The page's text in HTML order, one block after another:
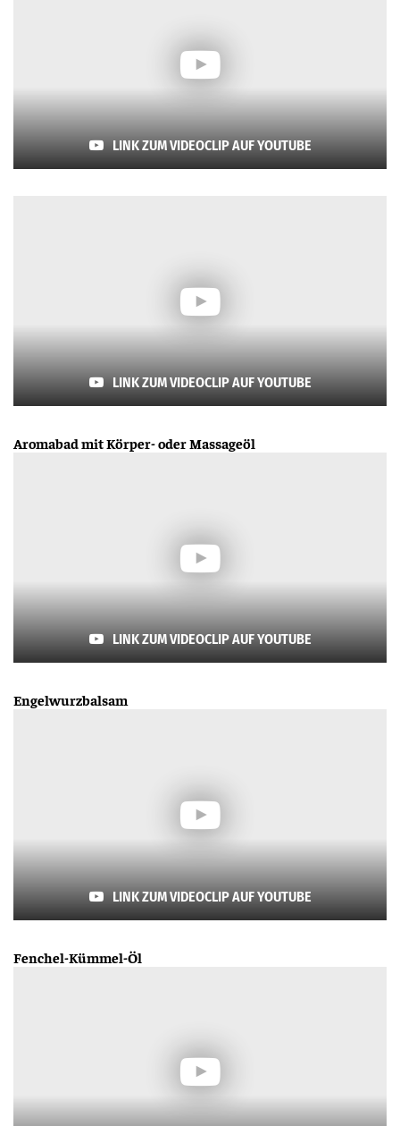
LINK ZUM VIDEOCLIP AUF YOUTUBE
LINK ZUM VIDEOCLIP AUF YOUTUBE
Aromabad mit Körper- oder Massageöl
LINK ZUM VIDEOCLIP AUF YOUTUBE
Engelwurzbalsam
LINK ZUM VIDEOCLIP AUF YOUTUBE
Fenchel-Kümmel-Öl